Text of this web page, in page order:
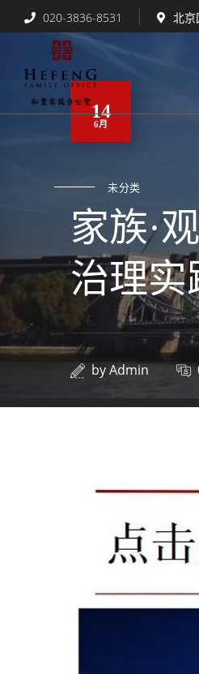
020-3836-8531 北
14
6月
未分类
家族·
治理实
byAdmin